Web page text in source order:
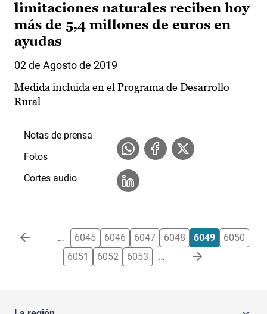
limitaciones naturales reciben hoy
más de 5,4 millones de euros en
ayudas
02 de Agosto de 2019
Medida incluida en el Programa de Desarrollo
Rural
Notas de prensa
Fotos
Cortes audio
Paginación … 6045 6046 6047 6048 6049
6050
6051
6052 6053 …